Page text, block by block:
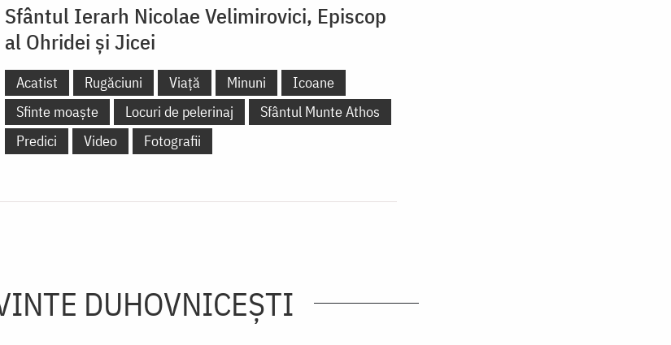
Sfântul Ierarh Nicolae Velimirovici, Episcop
al Ohridei și Jicei
Acatist Rugăciuni Viață Minuni
Icoane
Sfinte moaște
Locuri de pelerinaj
Sfântul Munte Athos
Predici
Video Fotografii
DUHOVNICEȘTI